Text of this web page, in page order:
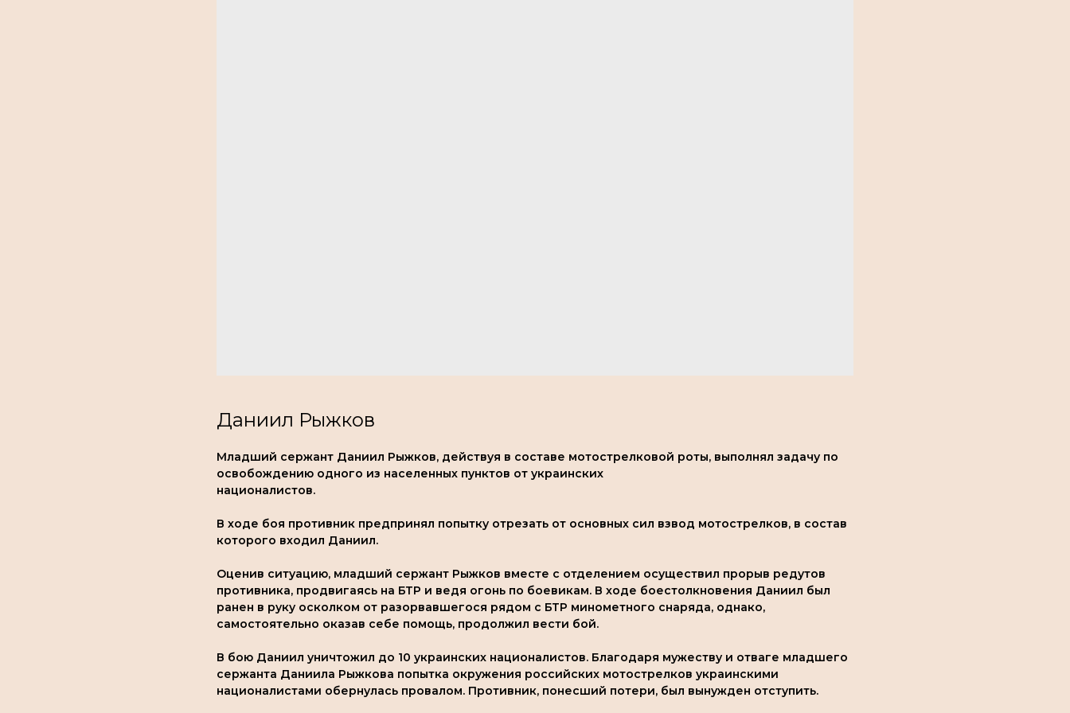
Даниил Рыжков
Младший сержант Даниил Рыжков, действуя в составе мотострелковой роты, выполнял задачу по
освобождению одного из населенных пунктов от украинских
националистов.
В ходе боя противник предпринял попытку отрезать от основных сил взвод мотострелков, в состав
которого входил Даниил.
Оценив ситуацию, младший сержант Рыжков вместе с отделением осуществил прорыв редутов
противника, продвигаясь на БТР и ведя огонь по боевикам. В ходе боестолкновения Даниил был
ранен в руку осколком от разорвавшегося рядом с БТР минометного снаряда, однако,
самостоятельно оказав себе помощь, продолжил вести бой.
В бою Даниил уничтожил до 10 украинских националистов. Благодаря мужеству и отваге младшего
сержанта Даниила Рыжкова попытка окружения российских мотострелков украинскими
националистами обернулась провалом. Противник, понесший потери, был вынужден отступить.